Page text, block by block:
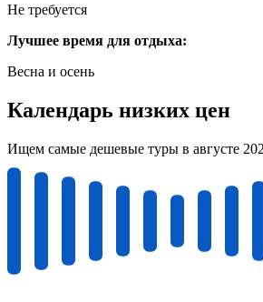
Не требуется
Лучшее время для отдыха:
Весна и осень
Календарь низких цен
Ищем самые дешевые туры в августе